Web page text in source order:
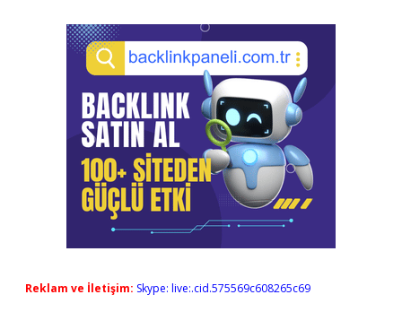
Reklam ve İletişim: Skype: live:.cid.575569c608265c69